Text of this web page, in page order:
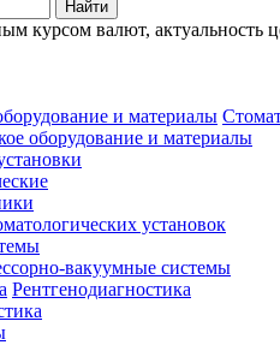
курсом валют, актуальность
и материалы
оборудование и материалы
установок
вакуумные системы
Рентгенодиагностика